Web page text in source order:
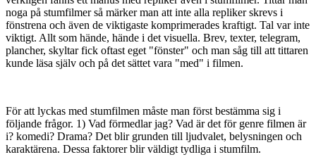
noga på stumfilmer så märker man att inte alla repliker skrevs i
fönstrena och även de viktigaste komprimerades kraftigt. Tal var inte
viktigt. Allt som hände, hände i det visuella. Brev, texter, telegram,
plancher, skyltar fick oftast eget "fönster" och man såg till att tittaren
kunde läsa själv och på det sättet vara "med" i filmen.
För att lyckas med stumfilmen måste man först bestämma sig i
följande frågor. 1) Vad förmedlar jag? Vad är det för genre filmen är
i? komedi? Drama? Det blir grunden till ljudvalet, belysningen och
karaktärena. Dessa faktorer blir väldigt tydliga i stumfilm.